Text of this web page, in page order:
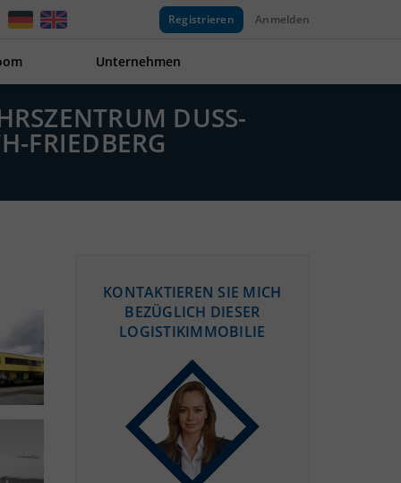
Registrieren Anmelden
Unternehmen
DUSS-
FRIEDBERG
KONTAKTIEREN SIE MICH
BEZÜGLICH DIESER
LOGISTIKIMMOBILIE